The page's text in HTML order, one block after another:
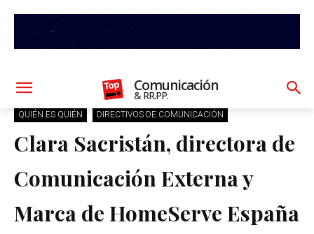
Comunicación
& RR.PP.
QUIÉN ES QUIÉN DIRECTIVOS DE COMUNICACIÓN
Clara Sacristán, directora de
Comunicación Externa y
Marca de HomeServe España